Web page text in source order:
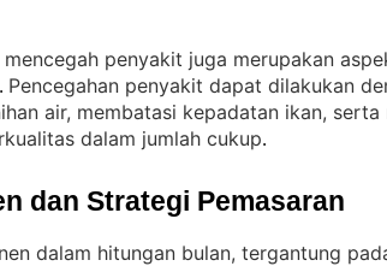
penyakit juga merupakan
. Pencegahan penyakit dapat dilakukan
air, membatasi kepadatan ikan, serta
dalam jumlah cukup.
dan Strategi Pemasaran
dalam hitungan bulan, tergantung